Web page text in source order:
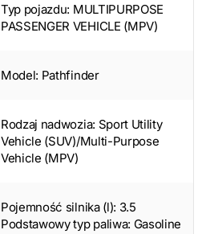
Typ pojazdu: MULTIPURPOSE
PASSENGER VEHICLE (MPV)
Model: Pathfinder
Rodzaj nadwozia: Sport Utility
Vehicle (SUV)/Multi-Purpose
Vehicle (MPV)
Pojemność silnika (l): 3.5
Podstawowy typ paliwa: Gasoline